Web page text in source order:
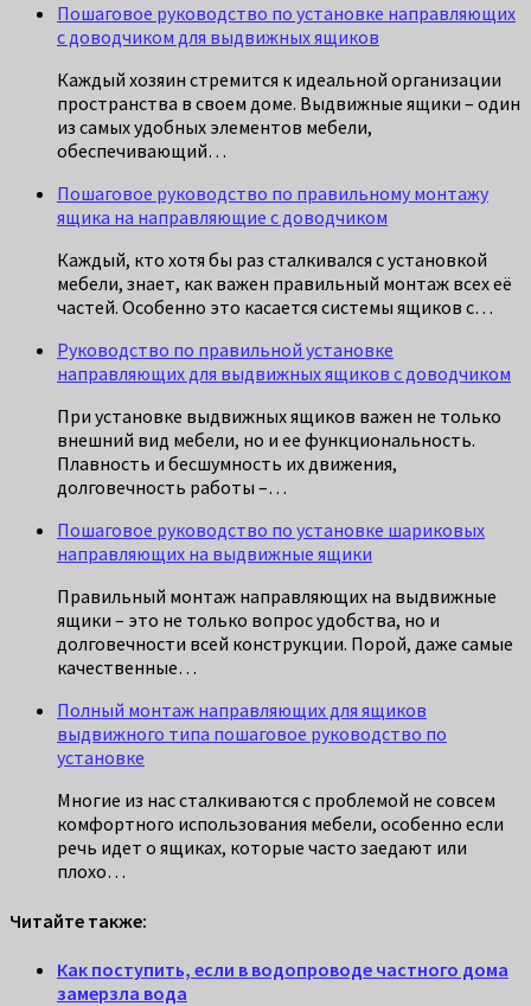
Пошаговое руководство по установке направляющих
с доводчиком для выдвижных ящиков
Каждый хозяин стремится к идеальной организации
пространства в своем доме. Выдвижные ящики – один
из самых удобных элементов мебели,
обеспечивающий…
Пошаговое руководство по правильному монтажу
ящика на направляющие с доводчиком
Каждый, кто хотя бы раз сталкивался с установкой
мебели, знает, как важен правильный монтаж всех её
частей. Особенно это касается системы ящиков с…
Руководство по правильной установке
направляющих для выдвижных ящиков с доводчиком
При установке выдвижных ящиков важен не только
внешний вид мебели, но и ее функциональность.
Плавность и бесшумность их движения,
долговечность работы –…
Пошаговое руководство по установке шариковых
направляющих на выдвижные ящики
Правильный монтаж направляющих на выдвижные
ящики – это не только вопрос удобства, но и
долговечности всей конструкции. Порой, даже самые
качественные…
Полный монтаж направляющих для ящиков
выдвижного типа пошаговое руководство по
установке
Многие из нас сталкиваются с проблемой не совсем
комфортного использования мебели, особенно если
речь идет о ящиках, которые часто заедают или
плохо…
Читайте также:
Как поступить, если в водопроводе частного дома
замерзла вода